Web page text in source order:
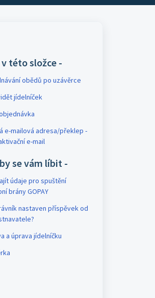
této složce -
obědů po uzávěrce
jídelníček
e-mailová adresa/překlep -
e-mail
se vám líbit -
údaje pro spuštění
brány GOPAY
nastaven příspěvek od
a úprava jídelníčku